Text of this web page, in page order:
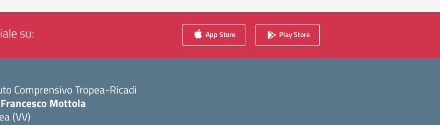
su: App Store Play Store
Comprensivo Tropea-Ricadi
Mottola
(VV)